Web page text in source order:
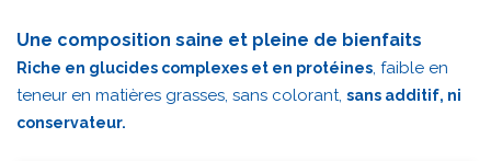
Une composition saine et pleine de bienfaits
Riche en glucides complexes et en protéines, faible en
teneur en matières grasses, sans colorant, sans additif, ni
conservateur.